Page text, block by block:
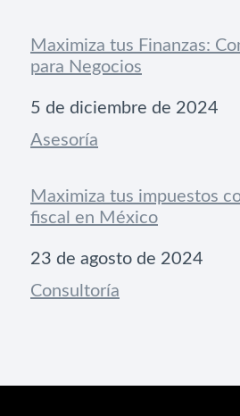
Maximiza tus Finanzas:
para Negocios
Fecha
5 de diciembre de 2024
Respecto a
Asesoría
Maximiza tus impuestos
fiscal en México
Fecha
23 de agosto de 2024
Respecto a
Consultoría